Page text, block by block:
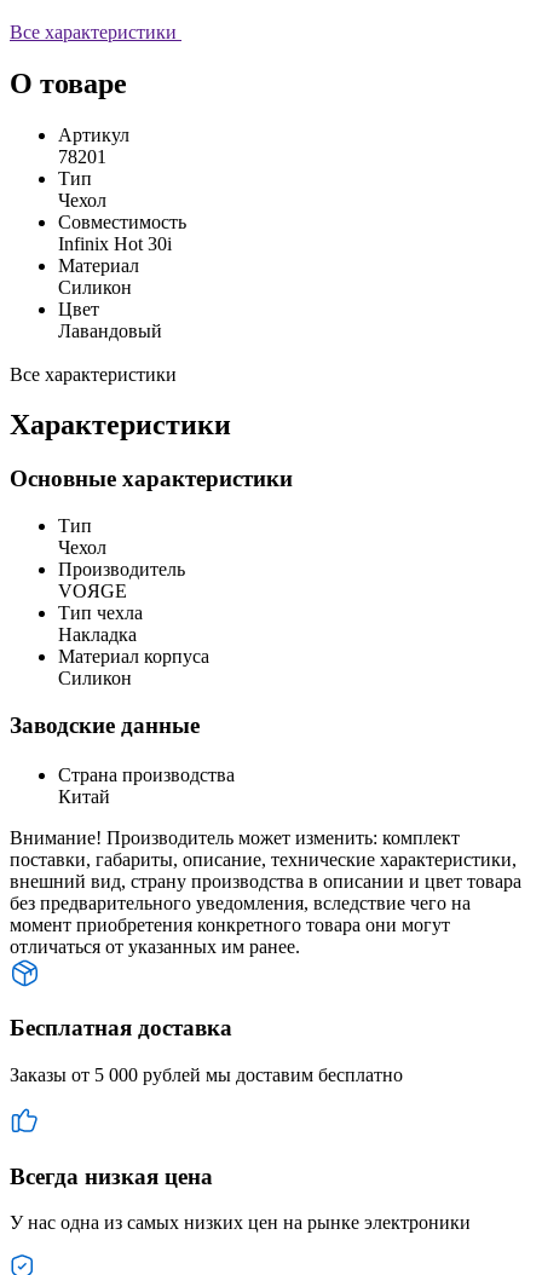
Все характеристики
О товаре
Артикул
78201
Тип
Чехол
Совместимость
Infinix Hot 30i
Материал
Силикон
Цвет
Лавандовый
Все характеристики
Характеристики
Основные характеристики
Тип
Чехол
Производитель
VOЯGE
Тип чехла
Накладка
Материал корпуса
Силикон
Заводские данные
Страна производства
Китай
Внимание! Производитель может изменить: комплект
поставки, габариты, описание, технические характеристики,
внешний вид, страну производства в описании и цвет товара
без предварительного уведомления, вследствие чего на
момент приобретения конкретного товара они могут
отличаться от указанных им ранее.
Бесплатная доставка
Заказы от 5 000 рублей мы доставим бесплатно
Всегда низкая цена
У нас одна из самых низких цен на рынке электроники